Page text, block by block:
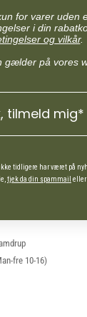
fre 10-16)
for varer uden
i din
og vilkår.
gælder på vores
tilmeld mig*
tidligere har været på
tjek da din spammail eller